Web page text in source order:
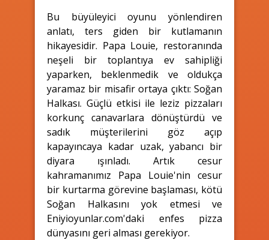
Bu büyüleyici oyunu yönlendiren
anlatı, ters giden bir kutlamanın
hikayesidir. Papa Louie, restoranında
neşeli bir toplantıya ev sahipliği
yaparken, beklenmedik ve oldukça
yaramaz bir misafir ortaya çıktı: Soğan
Halkası. Güçlü etkisi ile leziz pizzaları
korkunç canavarlara dönüştürdü ve
sadık müşterilerini göz açıp
kapayıncaya kadar uzak, yabancı bir
diyara ışınladı. Artık cesur
kahramanımız Papa Louie'nin cesur
bir kurtarma görevine başlaması, kötü
Soğan Halkasını yok etmesi ve
Eniyioyunlar.com'daki enfes pizza
dünyasını geri alması gerekiyor.